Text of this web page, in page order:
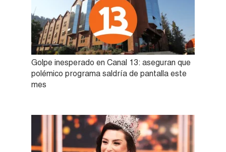
Golpe inesperado en Canal 13: aseguran que
polémico programa saldría de pantalla este
mes